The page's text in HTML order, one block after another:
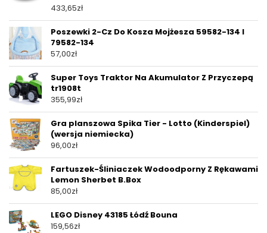
433,65zł
Poszewki 2-Cz Do Kosza Mojżesza 59582-134 I
79582-134
57,00zł
Super Toys Traktor Na Akumulator Z Przyczepą
tr1908t
355,99zł
Gra planszowa Spika Tier - Lotto (Kinderspiel)
(wersja niemiecka)
96,00zł
Fartuszek-Śliniaczek Wodoodporny Z Rękawami
Lemon Sherbet B.Box
85,00zł
LEGO Disney 43185 Łódź Bouna
159,56zł